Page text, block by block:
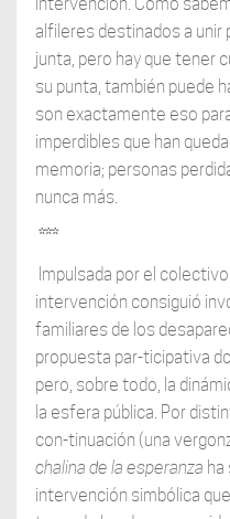
alfileres destinados a unir
junta, pero hay que tener
su punta, también puede
son exactamente eso
imperdibles que han
memoria; personas
nunca más.
***
Impulsada por el
intervención consiguió
familiares de los
propuesta par-ticipativa
pero, sobre todo, la
la esfera pública. Por
con-tinuación (una
chalina de la esperanza
intervención simbólica